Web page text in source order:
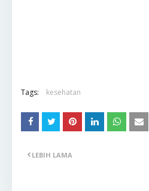
Tags: kesehatan
LEBIH LAMA